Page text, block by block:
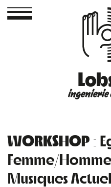
WORKSHOP:
Femme/
Musiques